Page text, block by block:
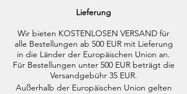
Lieferung
Wir bieten KOSTENLOSEN VERSAND für
alle Bestellungen ab 500 EUR mit Lieferung
in die Länder der Europäischen Union an.
Für Bestellungen unter 500 EUR beträgt die
Versandgebühr 35 EUR.
Außerhalb der Europäischen Union gelten